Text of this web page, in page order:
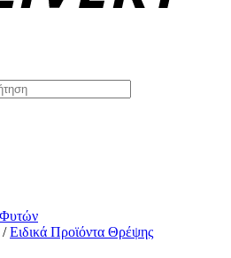
/ Ειδικά Προϊόντα Θρέψης